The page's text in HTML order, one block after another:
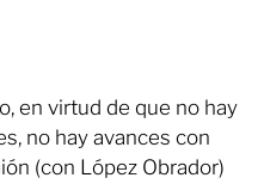
en virtud de que no hay
no hay avances con
(con López Obrador)